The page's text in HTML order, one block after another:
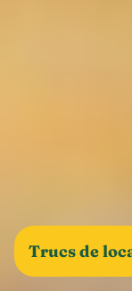
Trucs de